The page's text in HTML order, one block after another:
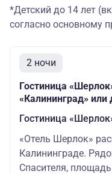
часть города)
*Детский до 14 лет
согласно основному
2 ночи
Гостиница
«Калининград» или
Гостиница
«Отель Шерлок»
Калининграде.
Спасителя,